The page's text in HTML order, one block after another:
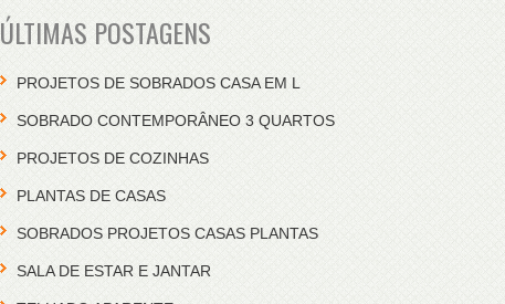
ÚLTIMAS POSTAGENS
PROJETOS DE SOBRADOS CASA EM L
SOBRADO CONTEMPORÂNEO 3 QUARTOS
PROJETOS DE COZINHAS
PLANTAS DE CASAS
SOBRADOS PROJETOS CASAS PLANTAS
SALA DE ESTAR E JANTAR